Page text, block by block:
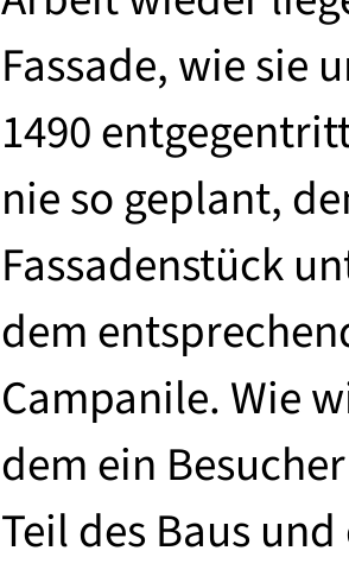
Fassade, wie sie
1490
nie so geplant,
Fassadenstück
dem
Campanile. Wie
dem ein
Teil des Baus